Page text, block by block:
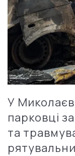
У
парковці
та